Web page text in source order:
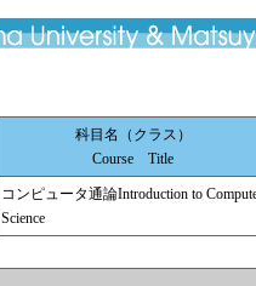
科目名（クラス）
Course Title
コンピュータ通論Introduction to
Science